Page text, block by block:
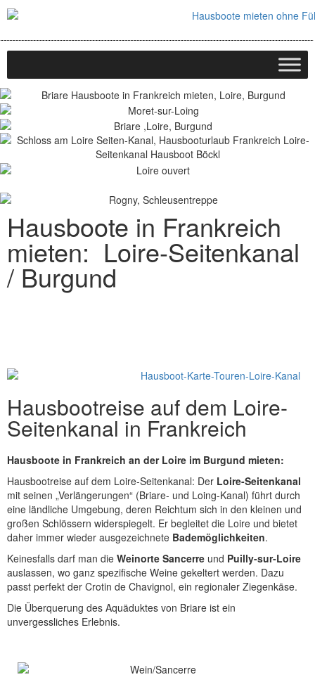
Hausboote in Frankreich
mieten: Loire-Seitenkanal
/ Burgund
Hausbootreise auf dem Loire-
Seitenkanal in Frankreich
Hausboote in Frankreich an der Loire im Burgund mieten:
Hausbootreise auf dem Loire-Seitenkanal: Der Loire-Seitenkanal
mit seinen „Verlängerungen“ (Briare- und Loing-Kanal) führt durch
eine ländliche Umgebung, deren Reichtum sich in den kleinen und
großen Schlössern widerspiegelt. Er begleitet die Loire und bietet
daher immer wieder ausgezeichnete Bademöglichkeiten.
Keinesfalls darf man die Weinorte Sancerre und Puilly-sur-Loire
auslassen, wo ganz spezifische Weine gekeltert werden. Dazu
passt perfekt der Crotin de Chavignol, ein regionaler Ziegenkäse.
Die Überquerung des Aquäduktes von Briare ist ein
unvergessliches Erlebnis.